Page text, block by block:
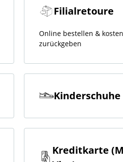
Filialretoure
Online bestellen &
zurückgeben
Kinderschuhe
Kreditkarte